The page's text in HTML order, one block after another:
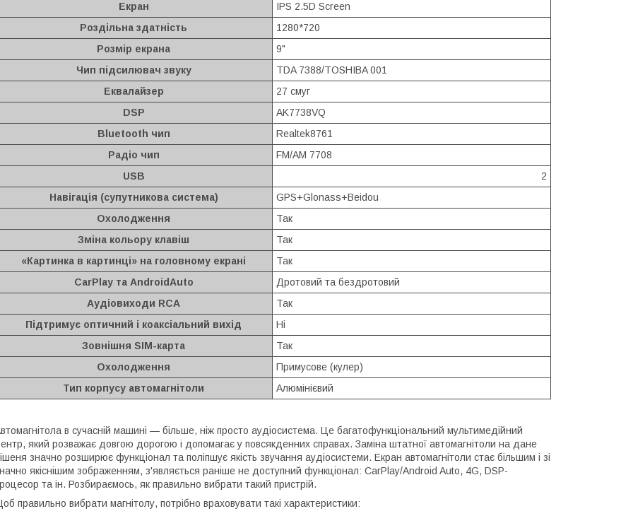
Екран
IPS 2.5D Screen
Роздільна здатність
1280*720
Розмір екрана
9"
Чип підсилювач звуку
TDA 7388/TOSHIBA 001
Еквалайзер
27 смуг
DSP
AK7738VQ
Bluetooth чип
Realtek8761
Радіо чип
FM/AM 7708
USB
2
Навігація (супутникова система)
GPS+Glonass+Beidou
Охолодження
Так
Зміна кольору клавіш
Так
«Картинка в картинці» на головному екрані
Так
CarPlay та AndroidAuto
Дротовий та бездротовий
Аудіовиходи RCA
Так
Підтримує оптичний і коаксіальний вихід
Ні
Зовнішня SIM-карта
Так
Охолодження
Примусове (кулер)
Тип корпусу автомагнітоли
Алюмінієвий
в сучасній машині — більше, ніж просто аудіосистема. Це багатофункціональний мультимедійний
який розважає довгою дорогою і допомагає у повсякденних справах. Заміна штатної автомагнітоли на дане
значно розширює функціонал та поліпшує якість звучання аудіосистеми. Екран автомагнітоли стає більшим і зі
якіснішим зображенням, з'являється раніше не доступний функціонал: CarPlay/Android Auto, 4G, DSP-
та ін. Розбираємось, як правильно вибрати такий пристрій.
правильно вибрати магнітолу, потрібно враховувати такі характеристики: